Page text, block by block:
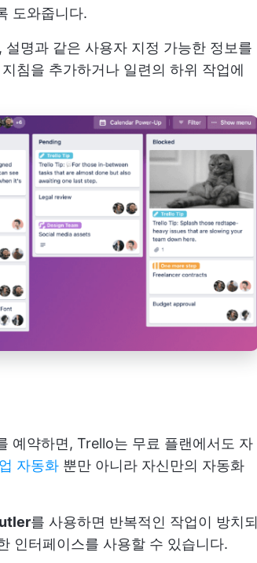
도와줍니다.
명과 같은 사용자 지정 가능한 정보를
침을 추가하거나 일련의 하위 작업에
예약하면, Trello는 무료 플랜에서도 자
자동화 뿐만 아니라 자신만의 자동화
를 사용하면 반복적인 작업이 방치되
인터페이스를 사용할 수 있습니다.